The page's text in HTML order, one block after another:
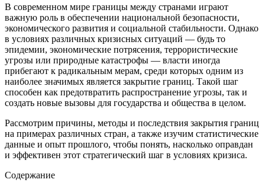
В современном мире границы между странами играют
важную роль в обеспечении национальной безопасности,
экономического развития и социальной стабильности. Однако
в условиях различных кризисных ситуаций — будь то
эпидемии, экономические потрясения, террористические
угрозы или природные катастрофы — власти иногда
прибегают к радикальным мерам, среди которых одним из
наиболее значимых является закрытие границ. Такой шаг
способен как предотвратить распространение угрозы, так и
создать новые вызовы для государства и общества в целом.
Рассмотрим причины, методы и последствия закрытия границ
на примерах различных стран, а также изучим статистические
данные и опыт прошлого, чтобы понять, насколько оправдан
и эффективен этот стратегический шаг в условиях кризиса.
Содержание